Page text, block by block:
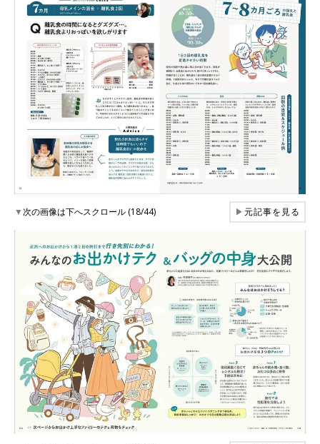
▼次の画像は下へスクロール (18/44) ▶元記事を見る